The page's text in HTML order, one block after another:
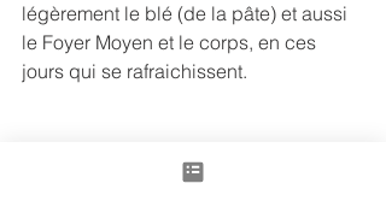
légèrement le blé (de la pâte) et aussi
le Foyer Moyen et le corps, en ces
jours qui se rafraichissent.